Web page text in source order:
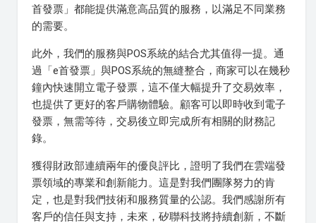
首發票」都能提供滿意高品質的服務，以滿足不同業務
的需要。
此外，我們的服務與POS系統的結合尤其值得一提。通
過「e首發票」與POS系統的無縫整合，商家可以在幾秒
鐘內快速開立電子發票，這不僅大幅提升了交易效率，
也提供了更好的客戶購物體驗。顧客可以即時收到電子
發票，無需等待，交易後立即完成所有相關的財務記
錄。
獲得財政部連續兩年的優良評比，證明了我們在雲端發
票領域的專業和創新能力。這是對我們團隊努力的肯
定，也是對我們技術和服務質量的公認。我們感謝所有
客戶的信任與支持，未來，矽聯科技將持續創新，不斷